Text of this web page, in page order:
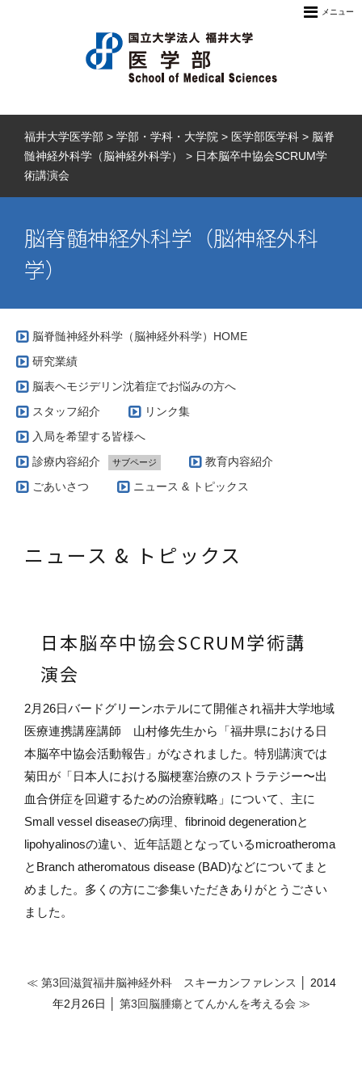
メニュー
福井大学医学部 > 学部・学科・大学院 > 医学部医学科 > 脳脊
髄神経外科学（脳神経外科学）
> 日本脳卒中協会SCRUM学
術講演会
脳脊髄神経外科学（脳神経外科
学）
脳脊髄神経外科学（脳神経外科学）HOME
研究業績
脳表ヘモジデリン沈着症でお悩みの方へ
スタッフ紹介
リンク集
入局を希望する皆様へ
診療内容紹介
サブページ
当科で扱う疾患とその治療方針（脳腫瘍編）
AVM専門外来
教育内容紹介
ごあいさつ
ニュース & トピックス
ニュース & トピックス
日本脳卒中協会SCRUM学術講
演会
2月26日バードグリーンホテルにて開催され福井大学地域
医療連携講座講師 山村修先生から「福井県における日
本脳卒中協会活動報告」がなされました。特別講演では
菊田が「日本人における脳梗塞治療のストラテジー〜出
血合併症を回避するための治療戦略」について、主に
Small vessel diseaseの病理、fibrinoid degenerationと
lipohyalinosの違い、近年話題となっているmicroatheroma
とBranch atheromatous disease (BAD)などについてまと
めました。多くの方にご参集いただきありがとうごさい
ました。
≪ 第3回滋賀福井脳神経外科 スキーカンファレンス │ 2014
年2月26日 │ 第3回脳腫瘍とてんかんを考える会 ≫